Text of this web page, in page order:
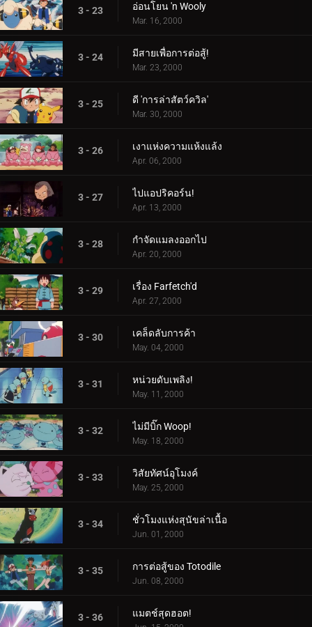
3 - 23 อ่อนโยน 'n Wooly
Mar. 16, 2000
3 - 24 มีสายเพื่อการต่อสู้!
Mar. 23, 2000
3 - 25 ดี 'การล่าสัตว์ควิล'
Mar. 30, 2000
3 - 26 เงาแห่งความแห้งแล้ง
Apr. 06, 2000
3 - 27 ไปแอปริคอร์น!
Apr. 13, 2000
3 - 28 กำจัดแมลงออกไป
Apr. 20, 2000
3 - 29 เรื่อง Farfetch'd
Apr. 27, 2000
3 - 30 เคล็ดลับการค้า
May. 04, 2000
3 - 31 หน่วยดับเพลิง!
May. 11, 2000
3 - 32 ไม่มีบิ๊ก Woop!
May. 18, 2000
3 - 33 วิสัยทัศน์อุโมงค์
May. 25, 2000
3 - 34 ชั่วโมงแห่งสุนัขล่าเนื้อ
Jun. 01, 2000
3 - 35 การต่อสู้ของ Totodile
Jun. 08, 2000
3 - 36 แมตช์สุดฮอต!